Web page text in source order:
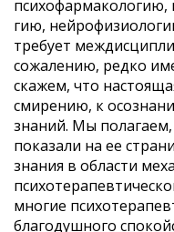
гию,
требует
сожале­нию, редко
скажем, что
смирению, к
знаний. Мы
пока­зали на ее
знания в области
многие
благодушного